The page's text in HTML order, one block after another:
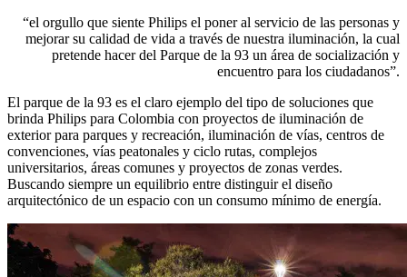
“el orgullo que siente Philips el poner al servicio de las personas y
mejorar su calidad de vida a través de nuestra iluminación, la cual
pretende hacer del Parque de la 93 un área de socialización y
encuentro para los ciudadanos”.
El parque de la 93 es el claro ejemplo del tipo de soluciones que
brinda Philips para Colombia con proyectos de iluminación de
exterior para parques y recreación, iluminación de vías, centros de
convenciones, vías peatonales y ciclo rutas, complejos
universitarios, áreas comunes y proyectos de zonas verdes.
Buscando siempre un equilibrio entre distinguir el diseño
arquitectónico de un espacio con un consumo mínimo de energía.